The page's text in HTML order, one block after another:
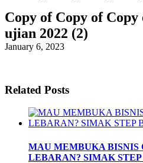
Copy of Copy of
ujian 2022 (2)
January 6, 2023
Related Posts
MAU MEMBUKA BISNIS
LEBARAN? SIMAK